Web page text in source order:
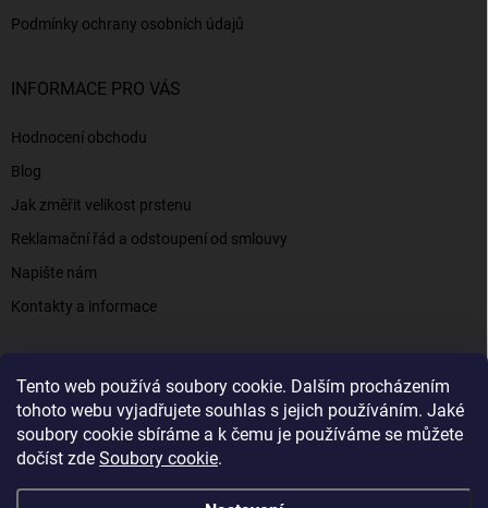
Tento web používá soubory cookie. Dalším procházením
tohoto webu vyjadřujete souhlas s jejich používáním. Jaké
soubory cookie sbíráme a k čemu je používáme se můžete
dočíst zde Soubory cookie.
Podmínky ochrany osobních údajů
INFORMACE PRO VÁS
Hodnocení obchodu
Blog
Jak změřit velikost prstenu
Reklamační řád a odstoupení od smlouvy
Napište nám
Kontakty a informace
Elenys.cz - šperky, kterým věříte už od roku 2016